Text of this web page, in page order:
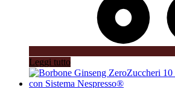
Leggi tutto